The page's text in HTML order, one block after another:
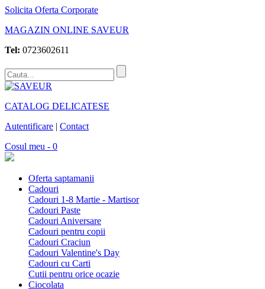
Solicita Oferta Corporate
MAGAZIN ONLINE SAVEUR
Tel: 0723602611
CATALOG DELICATESE
Autentificare | Contact
Cosul meu - 0
Oferta saptamanii
Cadouri
Cadouri 1-8 Martie - Martisor
Cadouri Paste
Cadouri Aniversare
Cadouri pentru copii
Cadouri Craciun
Cadouri Valentine's Day
Cadouri cu Carti
Cutii pentru orice ocazie
Ciocolata